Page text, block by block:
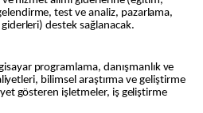
test ve analiz, pazarlama,
destek sağlanacak.
programlama, danışmanlık ve
bilimsel araştırma ve geliştirme
gösteren işletmeler, iş geliştirme